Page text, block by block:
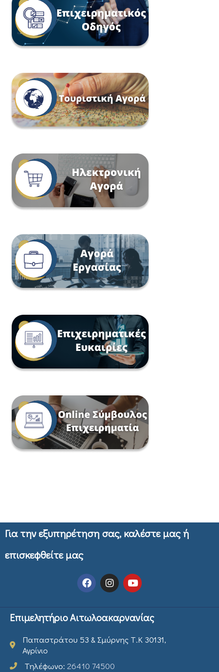
Για την εξυπηρέτηση σας, καλέστε μας ή
επισκεφθείτε μας
Επιμελητήριο Αιτωλοακαρνανίας
Παπαστράτου 53 & Σμύρνης Τ.Κ 30131,
Αγρίνιο
Τηλέφωνο: 26410 74500